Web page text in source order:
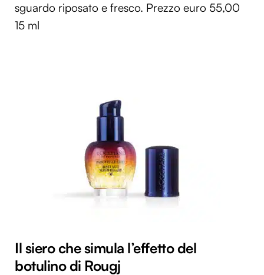
sguardo riposato e fresco. Prezzo euro 55,00
15 ml
Il siero che simula l’effetto del
botulino di Rougj